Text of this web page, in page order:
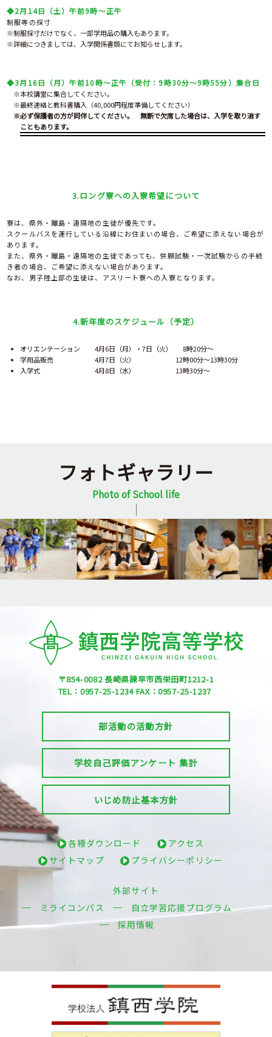
◆2月14日（土）午前9時～正午
制服等の採寸
制服採寸だけでなく、一部学用品の購入もあります。
詳細につきましては、入学関係書類にてお知らせします。
◆3月16日（月）午前10時～正午（受付：9時30分～9時55分）集合日
※本校講堂に集合してください。
※最終連絡と教科書購入（40,000円程度準備してください）
※必ず保護者の方が同伴してください。 無断で欠席した場合は、入学を取り消す
こともあります。
3.ロング寮への入寮希望について
寮は、県外・離島・遠隔地の生徒が優先です。
スクールバスを運行している沿線にお住まいの場合、ご希望に添えない場合が
あります。
また、県外・離島・遠隔地の生徒であっても、併願試験・一次試験からの手続
き者の場合、ご希望に添えない場合があります。
なお、男子陸上部の生徒は、アスリート寮への入寮となります。
4.新年度のスケジュール（予定）
オリエンテーション 4月6日（月）・7日（火）
8時20分～
学用品販売 4月7日（火） 12時00分～13時30分
入学式 4月8日（水） 13時30分～
フォトギャラリー
Photo of School life
〒854-0082長崎県諫早市西栄田町1212-1
TEL：0957-25-1234FAX：0957-25-1237
部活動の活動方針
学校自己評価アンケート 集計
いじめ防止基本方針
各種ダウンロード
アクセス
サイトマップ
プライバシーポリシー
外部サイト
ミライコンパス
自立学習応援プログラム
採用情報